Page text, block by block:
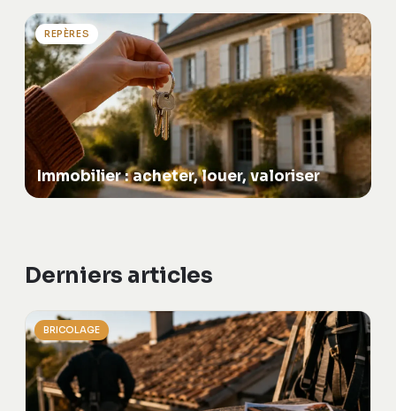
REPÈRES
Immobilier : acheter, louer, valoriser
Derniers articles
BRICOLAGE